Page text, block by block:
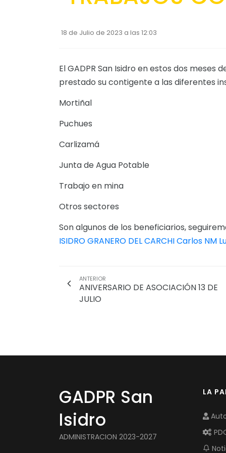
18 de Julio de 2023 a las 12:03
El GADPR San Isidro en estos dos
prestado su contigente a las diferentes
Mortiñal
Puchues
Carlizamá
Junta de Agua Potable
Trabajo en mina
Otros sectores
Son algunos de los beneficiarios,
ISIDRO GRANERO DEL CARCHICarlos NM
ANTERIOR
ANIVERSARIO DE ASOCIACIÓN 13 DE
JULIO
GADPR San
Isidro
ADMINISTRACION 2023-2027
LA